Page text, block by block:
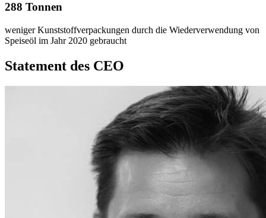
288 Tonnen
weniger Kunststoffverpackungen durch die Wiederverwendung von
Speiseöl im Jahr 2020 gebraucht
Statement des CEO